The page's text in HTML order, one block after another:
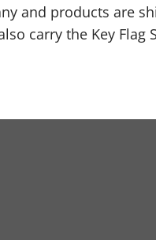
and products are
carry the Key Flag